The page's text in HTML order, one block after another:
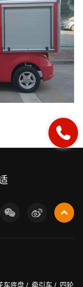
车底盘 / 牵引车 / 四轮